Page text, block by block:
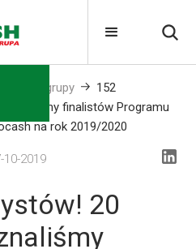
ze skali grupy
152
finalistów Programu
na rok 2019/2020
10-2019
20